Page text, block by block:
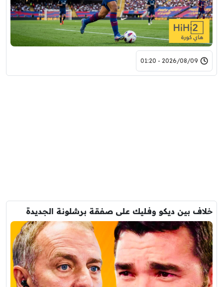
2026/08/09 - 01:20
خلاف بين ديكو وفليك على صفقة برشلونة الجديدة